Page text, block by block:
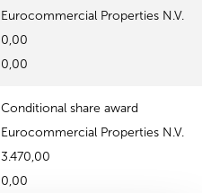
e
r
Eurocommercial Properties N.V.
0,00
0,00
Conditional share award
Eurocommercial Properties N.V.
3.470,00
0,00